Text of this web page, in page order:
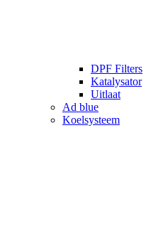
DPF Filters
Katalysator
Uitlaat
Ad blue
Koelsysteem